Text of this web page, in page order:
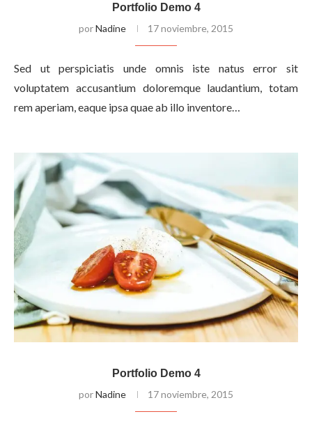
Portfolio Demo 4
porNadine 17 noviembre, 2015
Sed ut perspiciatis unde omnis iste natus error sit
voluptatem accusantium doloremque laudantium, totam
rem aperiam, eaque ipsa quae ab illo inventore…
Portfolio Demo 4
porNadine 17 noviembre, 2015